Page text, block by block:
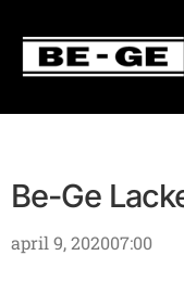
Be-Ge
april 9, 202007:00